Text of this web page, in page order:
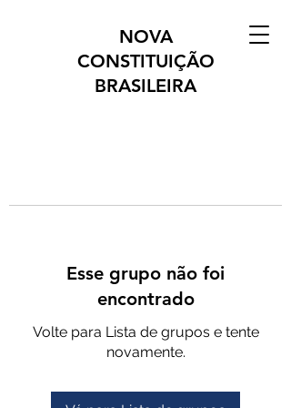
NOVA
CONSTITUIÇÃO
BRASILEIRA
Esse grupo não foi
encontrado
Volte para Lista de grupos e tente
novamente.